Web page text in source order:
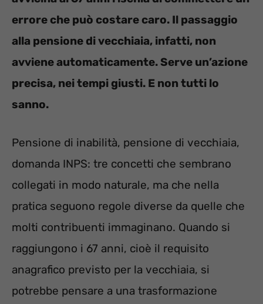
errore che può costare caro. Il passaggio
alla pensione di vecchiaia, infatti, non
avviene automaticamente. Serve un’azione
precisa, nei tempi giusti. E non tutti lo
sanno.
Pensione di inabilità, pensione di vecchiaia,
domanda INPS: tre concetti che sembrano
collegati in modo naturale, ma che nella
pratica seguono regole diverse da quelle che
molti contribuenti immaginano. Quando si
raggiungono i 67 anni, cioè il requisito
anagrafico previsto per la vecchiaia, si
potrebbe pensare a una trasformazione